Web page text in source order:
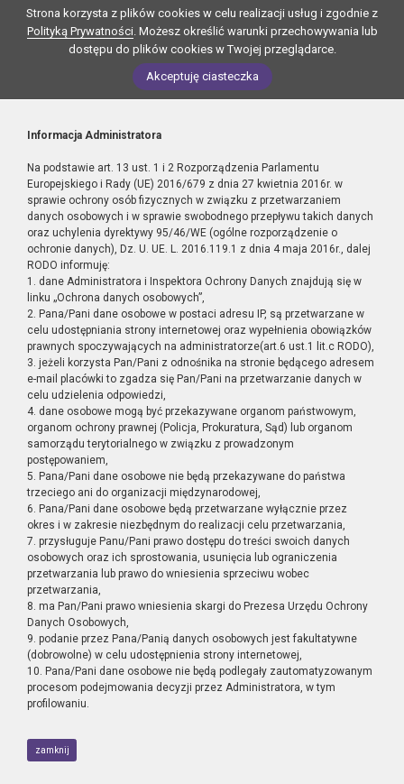
Strona korzysta z plików cookies w celu realizacji usług i zgodnie z
Polityką Prywatności. Możesz określić warunki przechowywania lub
dostępu do plików cookies w Twojej przeglądarce.
Akceptuję ciasteczka
Informacja Administratora
Na podstawie art. 13 ust. 1 i 2 Rozporządzenia Parlamentu
Europejskiego i Rady (UE) 2016/679 z dnia 27 kwietnia 2016r. w
sprawie ochrony osób fizycznych w związku z przetwarzaniem
danych osobowych i w sprawie swobodnego przepływu takich danych
oraz uchylenia dyrektywy 95/46/WE (ogólne rozporządzenie o
ochronie danych), Dz. U. UE. L. 2016.119.1 z dnia 4 maja 2016r., dalej
RODO informuję:
1. dane Administratora i Inspektora Ochrony Danych znajdują się w
linku „Ochrona danych osobowych”,
2. Pana/Pani dane osobowe w postaci adresu IP, są przetwarzane w
celu udostępniania strony internetowej oraz wypełnienia obowiązków
prawnych spoczywających na administratorze(art.6 ust.1 lit.c RODO),
3. jeżeli korzysta Pan/Pani z odnośnika na stronie będącego adresem
e-mail placówki to zgadza się Pan/Pani na przetwarzanie danych w
celu udzielenia odpowiedzi,
4. dane osobowe mogą być przekazywane organom państwowym,
organom ochrony prawnej (Policja, Prokuratura, Sąd) lub organom
samorządu terytorialnego w związku z prowadzonym
postępowaniem,
5. Pana/Pani dane osobowe nie będą przekazywane do państwa
trzeciego ani do organizacji międzynarodowej,
6. Pana/Pani dane osobowe będą przetwarzane wyłącznie przez
okres i w zakresie niezbędnym do realizacji celu przetwarzania,
7. przysługuje Panu/Pani prawo dostępu do treści swoich danych
osobowych oraz ich sprostowania, usunięcia lub ograniczenia
przetwarzania lub prawo do wniesienia sprzeciwu wobec
przetwarzania,
8. ma Pan/Pani prawo wniesienia skargi do Prezesa Urzędu Ochrony
Danych Osobowych,
9. podanie przez Pana/Panią danych osobowych jest fakultatywne
(dobrowolne) w celu udostępnienia strony internetowej,
10. Pana/Pani dane osobowe nie będą podlegały zautomatyzowanym
procesom podejmowania decyzji przez Administratora, w tym
profilowaniu.
zamknij